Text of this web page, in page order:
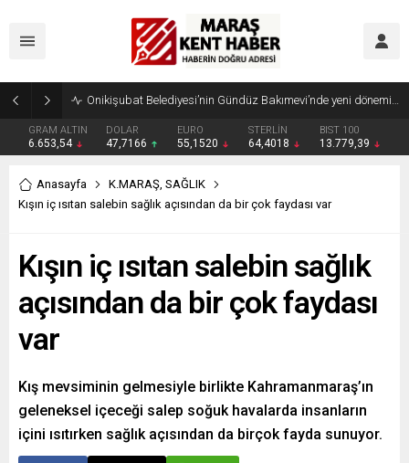
Geleneksel Ağustos Fuarı’nda Madrigal Coşkusu
GRAM ALTIN
6.653,54
DOLAR
47,7166
EURO
55,1520
STERLİN
64,4018
BIST 100
13.779,39
Anasayfa K.MARAŞ, SAĞLIK
Kışın iç ısıtan salebin sağlık açısından da bir çok faydası var
Kışın iç ısıtan salebin sağlık
açısından da bir çok faydası
var
Kış mevsiminin gelmesiyle birlikte Kahramanmaraş’ın
geleneksel içeceği salep soğuk havalarda insanların
içini ısıtırken sağlık açısından da birçok fayda sunuyor.